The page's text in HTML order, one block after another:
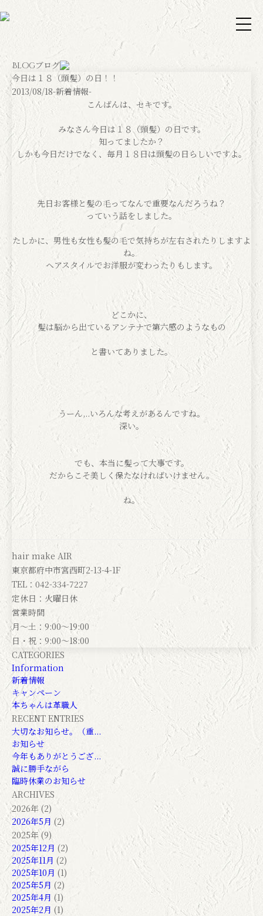
Blogブログ
今日は１８（頭髪）の日！！
2013/08/18-新着情報-
こんばんは、セキです。
みなさん今日は１８（頭髪）の日です。
知ってましたか？
しかも今日だけでなく、毎月１８日は頭髪の日らしいですよ。
先日お客様と髪の毛ってなんで重要なんだろうね？
っていう話をしました。
たしかに、男性も女性も髪の毛で気持ちが左右されたりしますよ
ね。
ヘアスタイルでお洋服が変わったりもします。
どこかに、
髪は脳から出ているアンテナで第六感のようなもの
と書いてありました。
うーん,..いろんな考えがあるんですね。
深い。
でも、本当に髪って大事です。
だからこそ美しく保たなければいけません。
ね。
hair make AIR
東京都府中市宮西町2-13-4-1F
TEL：042-334-7227
定休日：火曜日休
営業時間
月～土：9:00～19:00
日・祝：9:00～18:00
CATEGORIES
Information
新着情報
キャンペーン
本ちゃんは革職人
RECENT ENTRIES
大切なお知らせ。（重...
お知らせ
今年もありがとうござ...
誠に勝手ながら
臨時休業のお知らせ
ARCHIVES
2026年 (2)
2026年5月 (2)
2025年 (9)
2025年12月 (2)
2025年11月 (2)
2025年10月 (1)
2025年5月 (2)
2025年4月 (1)
2025年2月 (1)